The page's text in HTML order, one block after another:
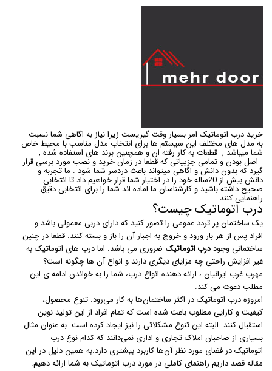
خرید درب اتوماتیک امر بسیار وقت گیریست زیرا نیاز به اگاهی شما نسبت
به مدل های مختلف این سیستم ها برای انتخاب مدل مناسب با محیط خاص
شما میباشد , قطعات به کار رفته ان و همچنین برند های استفاده شده ,
اصل بودن و تمامی جزییاتی که قطعا در زمان خرید و نصب مورد برسی قرار
گیرد که بدون دانش و اگاهی میتواند باعث دردسر شما شود . ما تجربه و
دانش بیش از 20ساله خود را در اختیار شما قرار خواهیم داد تا انتخابی
صحیح داشته باشید و کارشناسان ما اماده اند شما را برای انتخابی دقیق
راهنمایی کنند
درب اتوماتیک چیست؟
یک ساختمان پر تردد عمومی را تصور کنید که دارای دربی معمولی باشد و
افراد پس از هر بار ورود و خروج به اجبار آن را باز و بسته کنند. قطعا در چنین
ساختمانی وجوددرب اتوماتیک ضروری می باشد. اما درب های اتوماتیک به
غیر افزایش راحتی چه مزایای دیگری دارند و انواع آن ها چگونه است؟
مهرب غرب ایرانیان ، ارائه دهنده انواع درب، شما را به خواندن ادامه ی این
مطلب دعوت می کند.
امروزه درب اتوماتیک در اکثر ساختمان‌ها به کار می‌رود. تنوع محصول،
کیفیت و کارایی مطلوب باعث شده است که تمام افراد از این تولید نوین
استقبال کنند. البته این تنوع مشکلاتی را نیز ایجاد کرده است. به عنوان مثال
بسیاری از صاحبان املاک تجاری و اداری نمی‌دانند که کدام نوع درب
اتوماتیک در فضای مورد نظر آن‌ها کاربرد بیشتری دارد.به همین دلیل در این
مقاله قصد داریم راهنمای کاملی در مورد درب اتوماتیک به شما ارائه دهیم.